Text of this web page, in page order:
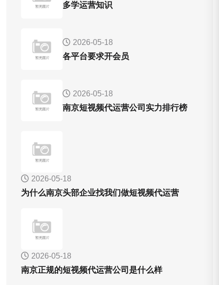
多学运营知识
2026-05-18
各平台要求开会员
2026-05-18
南京短视频代运营公司实力排行榜
2026-05-18
为什么南京头部企业找我们做短视频代运营
2026-05-18
南京正规的短视频代运营公司是什么样